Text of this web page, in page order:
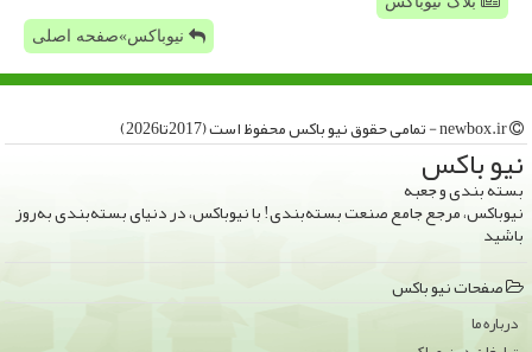
نیوباکس»صفحه اصلی
نیو باكس
بسته بندی و جعبه
نیوباکس، مرجع جامع صنعت بسته‌بندی! با نیوباکس، در دنیای بسته‌بندی به‌روز
باشید
صفحات نیو باكس
درباره ما